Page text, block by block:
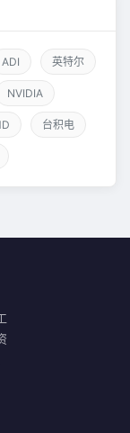
ADI 英特尔
NVIDIA
台积电